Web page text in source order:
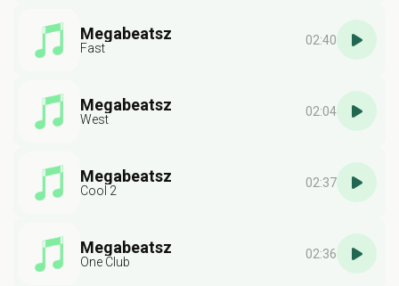
Megabeatsz
Fast
02:40
Megabeatsz
West
02:04
Megabeatsz
Cool 2
02:37
Megabeatsz
One Club
02:36